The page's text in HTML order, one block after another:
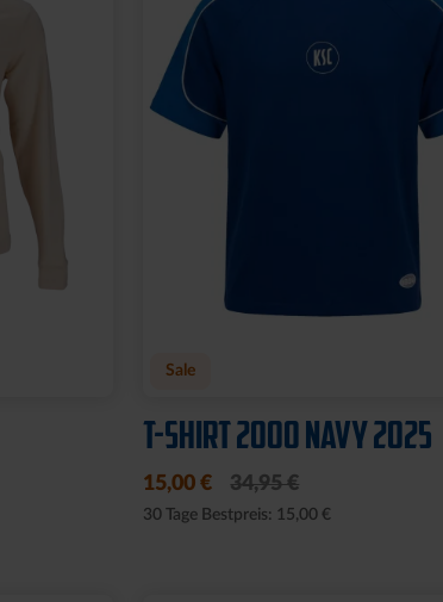
Sale
T-SHIRT 2000 NAVY 2025
15,00 € 34,95 €
30 Tage Bestpreis: 15,00 €